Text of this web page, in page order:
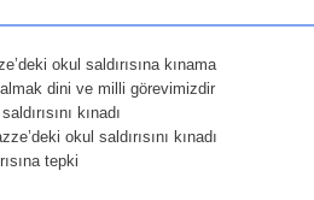
okul saldırısına kınama
dini ve milli görevimizdir
kınadı
okul saldırısını kınadı
tepki